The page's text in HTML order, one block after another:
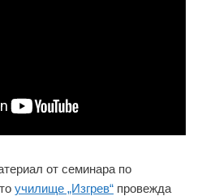
от семинара по
училище „Изгрев“ провежда